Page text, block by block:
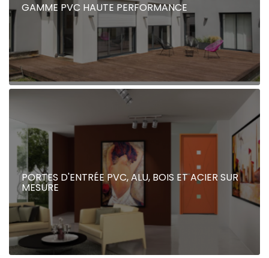
GAMME PVC HAUTE PERFORMANCE
PORTES D'ENTRÉE PVC, ALU, BOIS ET ACIER SUR
MESURE